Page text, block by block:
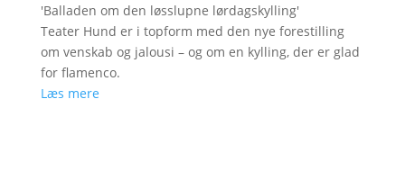
'Balladen om den løsslupne lørdagskylling'
Teater Hund er i topform med den nye forestilling
om venskab og jalousi – og om en kylling, der er glad
for flamenco.
Læs mere